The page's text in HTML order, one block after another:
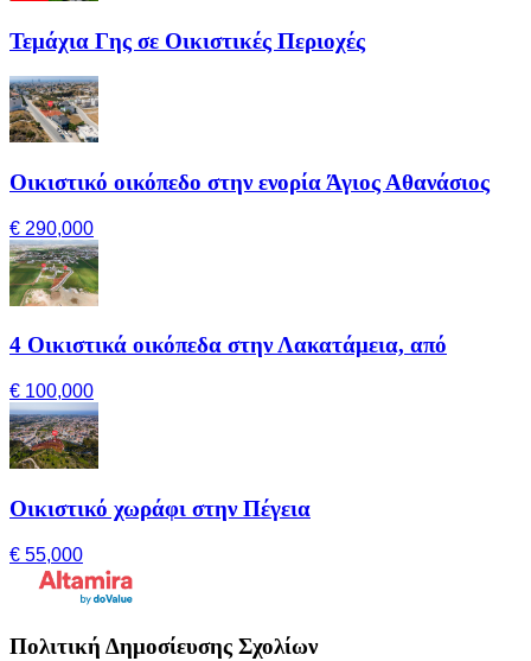
Τεμάχια Γης σε Οικιστικές Περιοχές
Οικιστικό οικόπεδο στην ενορία Άγιος Αθανάσιος
€ 290,000
4 Οικιστικά οικόπεδα στην Λακατάμεια, από
€ 100,000
Οικιστικό χωράφι στην Πέγεια
€ 55,000
Πολιτική Δημοσίευσης Σχολίων